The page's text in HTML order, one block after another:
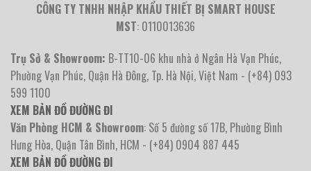
CÔNG TY TNHH NHẬP KHẨU THIẾT BỊ SMART HOUSE
MST: 0110013636
Trụ Sở & Showroom: B-TT10-06 khu nhà ở Ngân Hà Vạn Phúc,
Phường Vạn Phúc, Quận Hà Đông, Tp. Hà Nội, Việt Nam - (+84) 093
599 1100
XEM BẢN ĐỒ ĐƯỜNG ĐI
Văn Phòng HCM & Showroom: Số 5 đường số 17B, Phường Bình
Hưng Hòa, Quận Tân Bình, HCM - (+84) 0904 887 445
XEM BẢN ĐỒ ĐƯỜNG ĐI